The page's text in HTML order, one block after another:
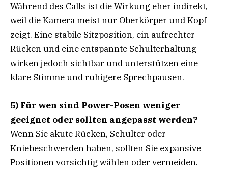
Während des Calls ist die Wirkung eher indirekt,
weil die Kamera meist nur Oberkörper und Kopf
zeigt. Eine stabile Sitzposition, ein aufrechter
Rücken und eine entspannte Schulterhaltung
wirken jedoch sichtbar und unterstützen eine
klare Stimme und ruhigere Sprechpausen.
5) Für wen sind Power-Posen weniger
geeignet oder sollten angepasst werden?
Wenn Sie akute Rücken, Schulter oder
Kniebeschwerden haben, sollten Sie expansive
Positionen vorsichtig wählen oder vermeiden.